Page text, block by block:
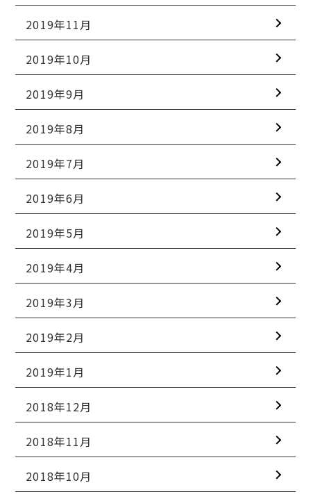
2019年11月
2019年10月
2019年9月
2019年8月
2019年7月
2019年6月
2019年5月
2019年4月
2019年3月
2019年2月
2019年1月
2018年12月
2018年11月
2018年10月